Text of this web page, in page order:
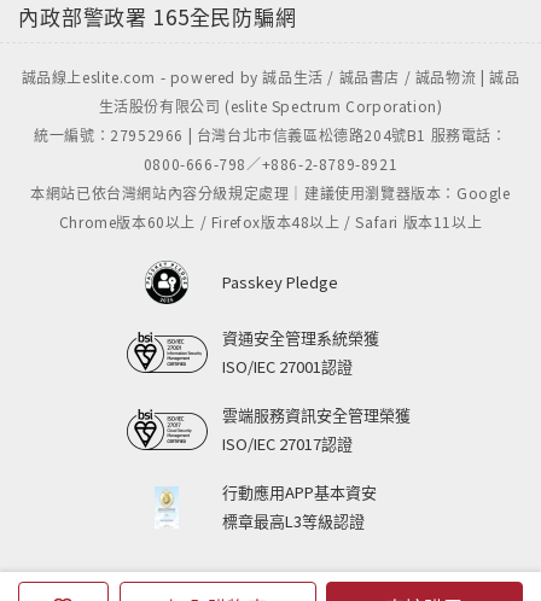
內政部警政署 165全民防騙網
誠品線上eslite.com - powered by 誠品生活 / 誠品書店 / 誠品物流 | 誠品
生活股份有限公司 (eslite Spectrum Corporation)
統一編號：27952966 | 台灣台北市信義區松德路204號B1 服務電話：
0800-666-798／+886-2-8789-8921
本網站已依台灣網站內容分級規定處理｜建議使用瀏覽器版本：Google
Chrome版本60以上 / Firefox版本48以上 / Safari 版本11以上
Passkey Pledge
資通安全管理系統榮獲
ISO/IEC 27001認證
雲端服務資訊安全管理榮獲
ISO/IEC 27017認證
行動應用APP基本資安
標章最高L3等級認證